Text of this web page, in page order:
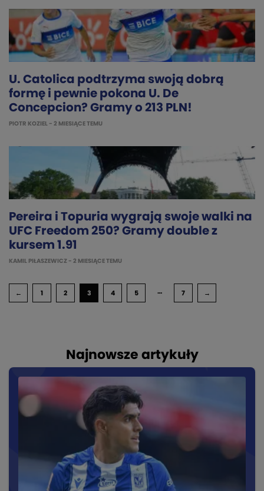
U. Catolica podtrzyma swoją dobrą
formę i pewnie pokona U. De
Concepcion? Gramy o 213 PLN!
PIOTR KOZIEL - 2 MIESIĄCE TEMU
Pereira i Topuria wygrają swoje walki na
UFC Freedom 250? Gramy double z
kursem 1.91
KAMIL PIŁASZEWICZ - 2 MIESIĄCE TEMU
← 1 2 3 4 5 … 7 →
Najnowsze artykuły